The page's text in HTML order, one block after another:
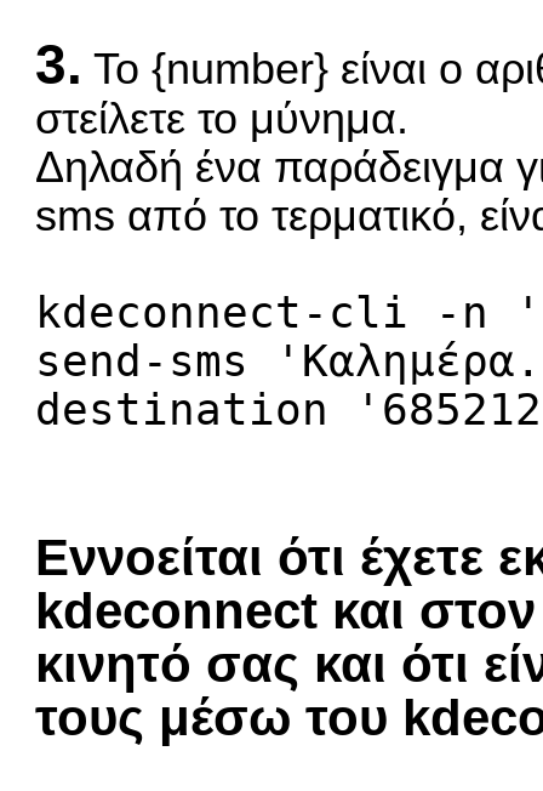
3. Το {number} είναι ο
στείλετε το μύνημα.
Δηλαδή ένα παράδειγμα
sms από το τερματικό,
kdeconnect-cli -n
send-sms
destination
Εννοείται ότι έχετε
kdeconnect και
κινητό σας και ότι
τους μέσω του